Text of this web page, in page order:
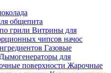
общепита
грили Витрины для
чипсов начос
Газовые
Дымогенераторы для
поверхности Жарочные